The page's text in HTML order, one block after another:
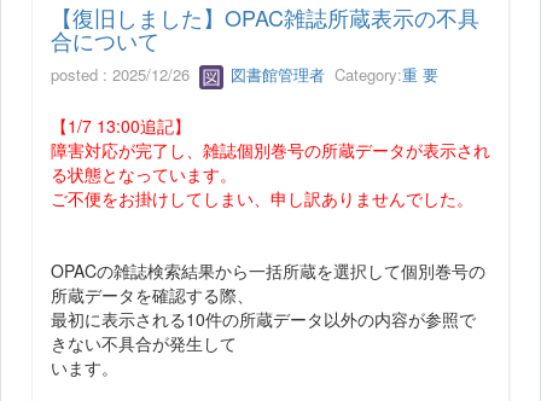
【復旧しました】OPAC雑誌所蔵表示の不具
合について
posted : 2025/12/26 図書館管理者 Category:重 要
【1/7 13:00追記】
障害対応が完了し、雑誌個別巻号の所蔵データが表示され
る状態となっています。
ご不便をお掛けしてしまい、申し訳ありませんでした。
OPACの雑誌検索結果から一括所蔵を選択して個別巻号の
所蔵データを確認する際、
最初に表示される10件の所蔵データ以外の内容が参照で
きない不具合が発生して
います。